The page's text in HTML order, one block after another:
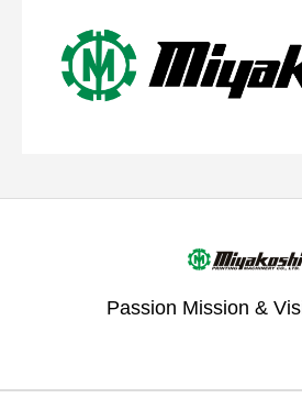
Passion Mission &